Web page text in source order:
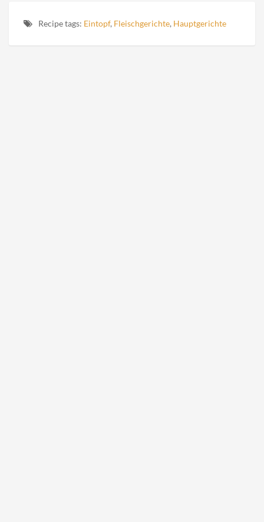
Recipe tags: Eintopf, Fleischgerichte, Hauptgerichte